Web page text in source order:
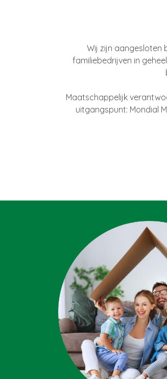
Wij zijn aangesloten
familiebedrijven in
Maatschappelijk
uitgangspunt: Mondial